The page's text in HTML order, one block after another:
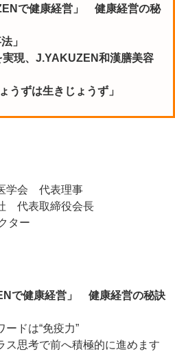
で健康経営」 健康経営の秘
」
実現、J.YAKUZEN和漢膳美容
うずは生きじょうず」
学会 代表理事
代表取締役会長
ター
で健康経営」 健康経営の秘訣
ドは“免疫力”
ス思考で前へ積極的に進めます